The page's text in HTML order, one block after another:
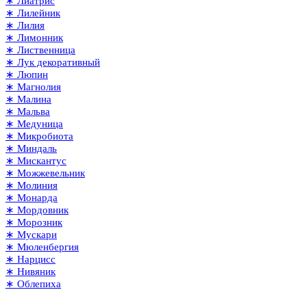
∗ Лилейник
∗ Лилия
∗ Лимонник
∗ Лиственница
∗ Лук декоративный
∗ Люпин
∗ Магнолия
∗ Малина
∗ Мальва
∗ Медуница
∗ Микробиота
∗ Миндаль
∗ Мискантус
∗ Можжевельник
∗ Молиния
∗ Монарда
∗ Мордовник
∗ Морозник
∗ Мускари
∗ Мюленбергия
∗ Нарцисс
∗ Нивяник
∗ Облепиха